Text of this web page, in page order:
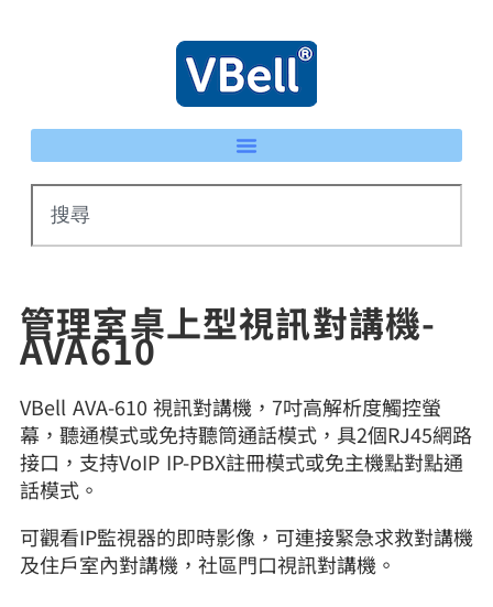
管理室桌上型視訊對講機-
AVA610
VBell AVA-610 視訊對講機，7吋高解析度觸控螢
幕，聽通模式或免持聽筒通話模式，具2個RJ45網路
接口，支持VoIP IP-PBX註冊模式或免主機點對點通
話模式。
可觀看IP監視器的即時影像，可連接緊急求救對講機
及住戶室內對講機，社區門口視訊對講機。